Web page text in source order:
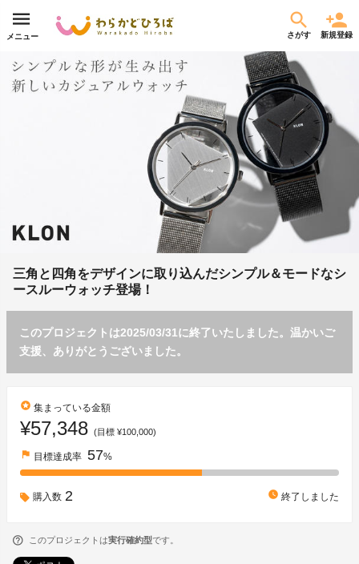
メニュー さがす 新規登録
三角と四角をデザインに取り込んだシンプル＆モードなシ
ースルーウォッチ登場！
このプロジェクトは2025/03/31に終了いたしました。温かいご
支援、ありがとうございました。
stars 集まっている金額
¥57,348 (目標 ¥100,000)
flag 目標達成率 57%
購入数 2 watch_later 終了しました
このプロジェクトは実行確約型です。